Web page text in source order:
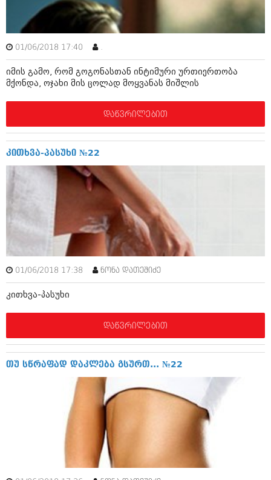
აგვისტო 2015 (286)
ივლისი 2015 (173)
ივნისი 2015 (261)
მარტი 2015 (365)
თებერვალი 2015 (286)
იანვარი 2015 (247)
დეკემბერი 2014 (342)
ნოემბერი 2014 (290)
ოქტომბერი 2014 (292)
აგვისტო 2014 (248)
ივნისი 2014 (366)
მაისი 2014 (313)
აპრილი 2014 (290)
მარტი 2014 (413)
თებერვალი 2014 (318)
იანვარი 2014 (297)
დეკემბერი 2013 (365)
ოქტომბერი 2013 (256)
სექტემბერი 2013 (368)
აგვისტო 2013 (89)
ივნისი 2013 (212)
აპრილი 2013 (304)
თებერვალი 2013 (204)
იანვარი 2013 (334)
დეკემბერი 2012 (98)
ნოემბერი 2012 (295)
ოქტომბერი 2012 (350)
სექტემბერი 2012 (264)
აგვისტო 2012 (268)
ივლისი 2012 (322)
ივნისი 2012 (282)
მაისი 2012 (240)
01/06/2018 17:40 .
იმის გამო, რომ გოგონასთან ინტიმური ურთიერთობა
მქონდა, ოჯახი მის ცოლად მოყვანას მიშლის
დაწვრილებით
კითხვა-პასუხი №22
01/06/2018 17:38 ნონა დათეშიძე
კითხვა-პასუხი
დაწვრილებით
თუ სწრაფად დაკლება გსურთ... №22